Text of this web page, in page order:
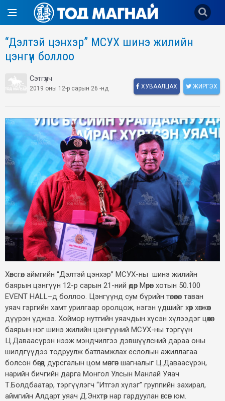
“Дэлтэй цэнхэр” МСУХ шинэ жилийн
цэнгүүн боллоо
Сэтгүүлч
2019 оны 12-р сарын 26 -нд ХУВААЛЦАХ ЖИРГЭХ
Хөвсгөл аймгийн “Дэлтэй цэнхэр” МСУХ-ны шинэ жилийн
баярын цэнгүүн 12-р сарын 21-ний өдөр Мөрөн хотын 50.100
EVENT HALL–д боллоо. Цэнгүүнд сум бүрийн төлөөлөл таван
уяач гэргийн хамт урилгаар оролцож, нэгэн үдшийг хөөр хөгжөөн
дүүрэн үджээ. Хоймор нутгийн уяачдын хүсэн хүлээдэг цөөхөн
баярын нэг шинэ жилийн цэнгүүний МСУХ-ны тэргүүн
Ц.Даваасүрэн нээж мэндчилгээ дэвшүүлсний дараа оны
шилдгүүдээ тодруулж батламжлах ёслолын ажиллагаа
болсон бөгөөд дурсгалын цом мөнгөн шагналыг Ц.Даваасүрэн,
нарийн бичгийн дарга Монгол Улсын Манлай Уяач
Т.Болдбаатар, тэргүүлэгч “Итгэл хүлэг” группийн захирал,
аймгийн Алдарт уяач Д.Энхтөр нар гардуулан өгсөн юм.